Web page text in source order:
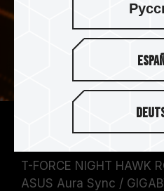
여러 조명 제어
T-FORCE NIGHT HAWK
ASUS Aura Sync /